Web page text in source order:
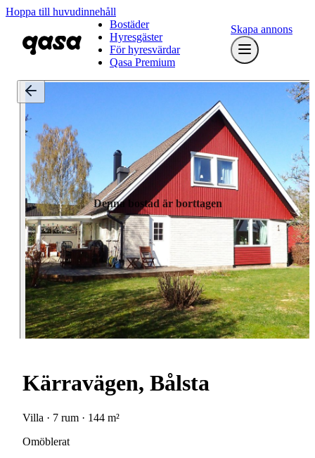
Hoppa till huvudinnehåll
Bostäder
Hyresgäster
För hyresvärdar
Qasa Premium
Skapa annons
Denna bostad är borttagen
Kärravägen, Bålsta
Villa · 7 rum · 144 m²
Omöblerat